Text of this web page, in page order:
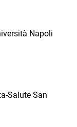
Napoli
Salute San